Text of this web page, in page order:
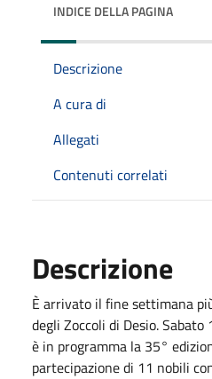
INDICE DELLA PAGINA
Descrizione
A cura di
Allegati
Contenuti correlati
Descrizione
È arrivato il fine settimana
degli Zoccoli di Desio.
è in programma la 35°
partecipazione di 11 nobili